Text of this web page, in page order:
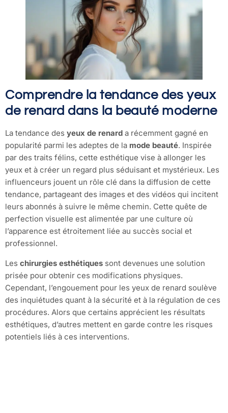
Comprendre la tendance des yeux
de renard dans la beauté moderne
La tendance des yeux de renard a récemment gagné en
popularité parmi les adeptes de la mode beauté. Inspirée
par des traits félins, cette esthétique vise à allonger les
yeux et à créer un regard plus séduisant et mystérieux. Les
influenceurs jouent un rôle clé dans la diffusion de cette
tendance, partageant des images et des vidéos qui incitent
leurs abonnés à suivre le même chemin. Cette quête de
perfection visuelle est alimentée par une culture où
l’apparence est étroitement liée au succès social et
professionnel.
Les chirurgies esthétiques sont devenues une solution
prisée pour obtenir ces modifications physiques.
Cependant, l’engouement pour les yeux de renard soulève
des inquiétudes quant à la sécurité et à la régulation de ces
procédures. Alors que certains apprécient les résultats
esthétiques, d’autres mettent en garde contre les risques
potentiels liés à ces interventions.